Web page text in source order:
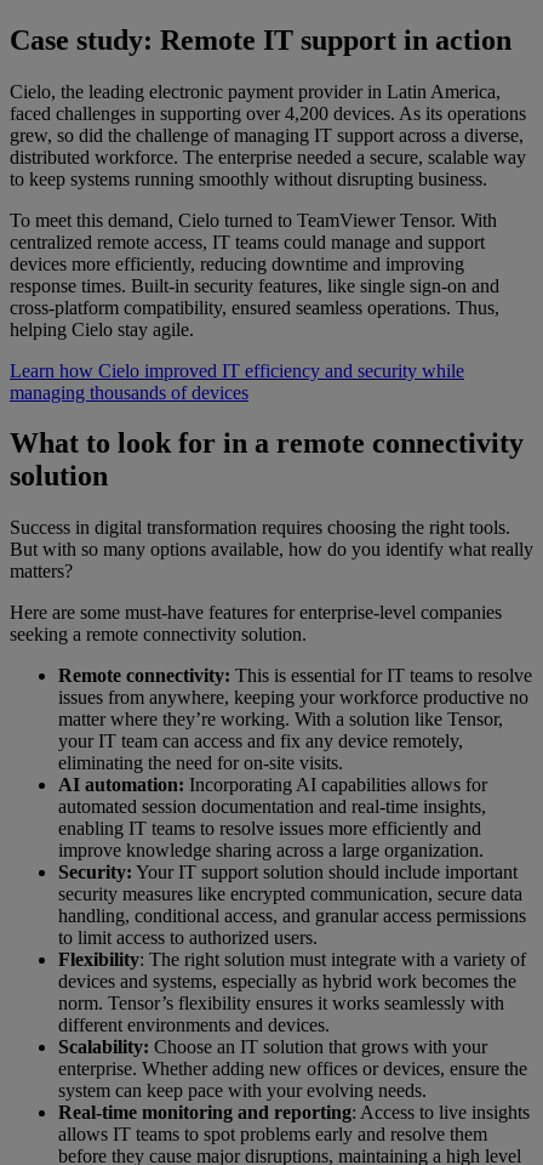
Case study: Remote IT support in action
Cielo, the leading electronic payment provider in Latin America,
faced challenges in supporting over 4,200 devices. As its operations
grew, so did the challenge of managing IT support across a diverse,
distributed workforce. The enterprise needed a secure, scalable way
to keep systems running smoothly without disrupting business.
To meet this demand, Cielo turned to TeamViewer Tensor. With
centralized remote access, IT teams could manage and support
devices more efficiently, reducing downtime and improving
response times. Built-in security features, like single sign-on and
cross-platform compatibility, ensured seamless operations. Thus,
helping Cielo stay agile.
Learn how Cielo improved IT efficiency and security while
managing thousands of devices
What to look for in a remote connectivity
solution
Success in digital transformation requires choosing the right tools.
But with so many options available, how do you identify what really
matters?
Here are some must-have features for enterprise-level companies
seeking a remote connectivity solution.
Remote connectivity: This is essential for IT teams to resolve
issues from anywhere, keeping your workforce productive no
matter where they’re working. With a solution like Tensor,
your IT team can access and fix any device remotely,
eliminating the need for on-site visits.
AI automation: Incorporating AI capabilities allows for
automated session documentation and real-time insights,
enabling IT teams to resolve issues more efficiently and
improve knowledge sharing across a large organization.
Security: Your IT support solution should include important
security measures like encrypted communication, secure data
handling, conditional access, and granular access permissions
to limit access to authorized users.
Flexibility: The right solution must integrate with a variety of
devices and systems, especially as hybrid work becomes the
norm. Tensor’s flexibility ensures it works seamlessly with
different environments and devices.
Scalability: Choose an IT solution that grows with your
enterprise. Whether adding new offices or devices, ensure the
system can keep pace with your evolving needs.
Real-time monitoring and reporting: Access to live insights
allows IT teams to spot problems early and resolve them
before they cause major disruptions, maintaining a high level